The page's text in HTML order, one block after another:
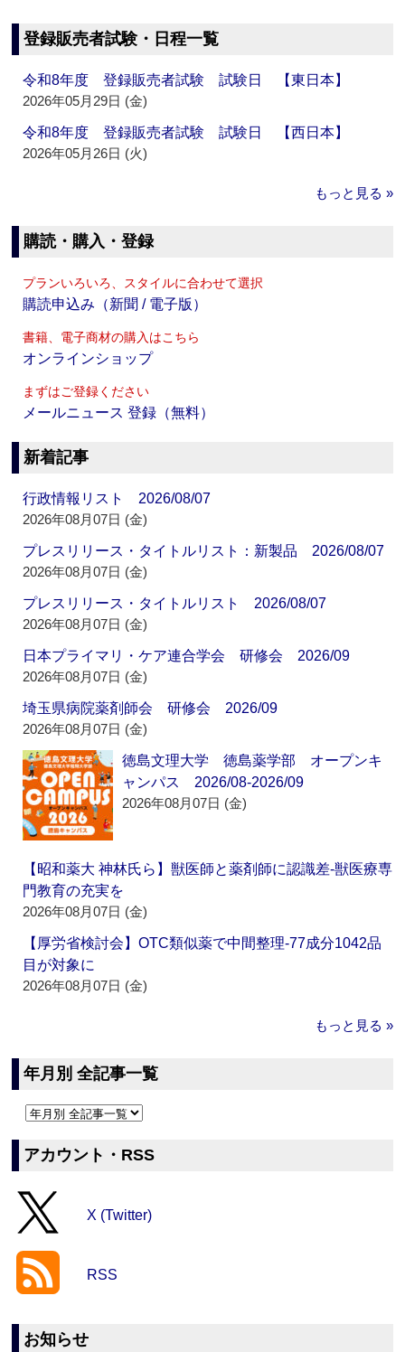
登録販売者試験・日程一覧
令和8年度 登録販売者試験 試験日 【東日本】
2026年05月29日 (金)
令和8年度 登録販売者試験 試験日 【西日本】
2026年05月26日 (火)
もっと見る »
購読・購入・登録
プランいろいろ、スタイルに合わせて選択
購読申込み（新聞 / 電子版）
書籍、電子商材の購入はこちら
オンラインショップ
まずはご登録ください
メールニュース 登録（無料）
新着記事
行政情報リスト 2026/08/07
2026年08月07日 (金)
プレスリリース・タイトルリスト：新製品 2026/08/07
2026年08月07日 (金)
プレスリリース・タイトルリスト 2026/08/07
2026年08月07日 (金)
日本プライマリ・ケア連合学会 研修会 2026/09
2026年08月07日 (金)
埼玉県病院薬剤師会 研修会 2026/09
2026年08月07日 (金)
徳島文理大学 徳島薬学部 オープンキ
ャンパス 2026/08-2026/09
2026年08月07日 (金)
【昭和薬大 神林氏ら】獣医師と薬剤師に認識差‐獣医療専
門教育の充実を
2026年08月07日 (金)
【厚労省検討会】OTC類似薬で中間整理‐77成分1042品
目が対象に
2026年08月07日 (金)
もっと見る »
年月別 全記事一覧
アカウント・RSS
X (Twitter)
RSS
お知らせ